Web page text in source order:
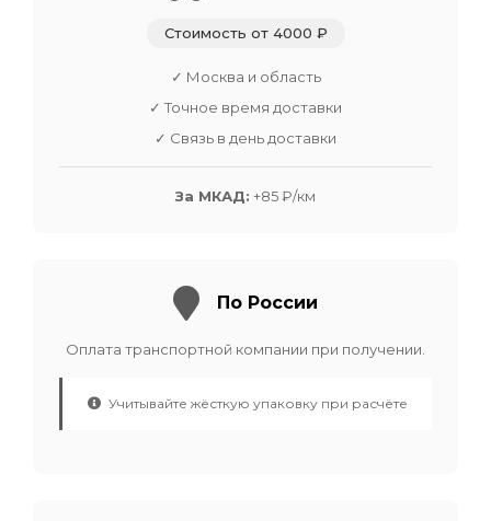
Стоимость от 4000 ₽
✓ Москва и область
✓ Точное время доставки
✓ Связь в день доставки
За МКАД: +85 ₽/км
По России
Оплата транспортной компании при получении.
Учитывайте жёсткую упаковку при расчёте